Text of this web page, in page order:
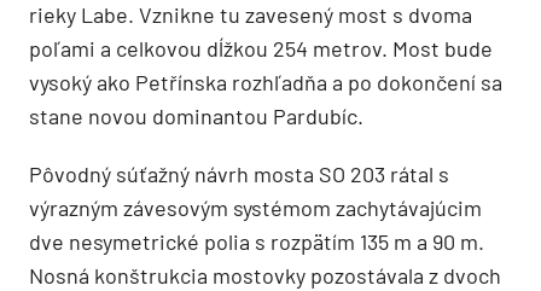
rieky Labe. Vznikne tu zavesený most s dvoma
poľami a celkovou dĺžkou 254 metrov. Most bude
vysoký ako Petřínska rozhľadňa a po dokončení sa
stane novou dominantou Pardubíc.
Pôvodný súťažný návrh mosta SO 203 rátal s
výrazným závesovým systémom zachytávajúcim
dve nesymetrické polia s rozpätím 135 m a 90 m.
Nosná konštrukcia mostovky pozostávala z dvoch